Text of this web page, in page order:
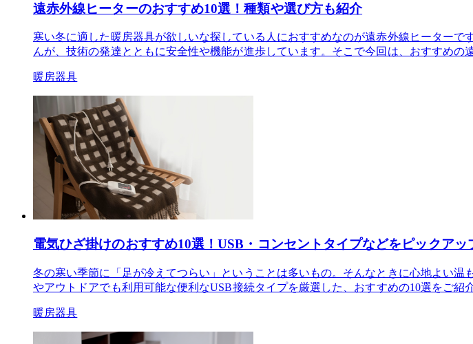
遠赤外線ヒーターのおすすめ10選！種類や選び方も紹介
寒い冬に適した暖房器具が欲しいな探している人におすすめなのが遠赤外線ヒーター
んが、技術の発達とともに安全性や機能が進歩しています。そこで今回は、おすすめの
暖房器具
電気ひざ掛けのおすすめ10選！USB・コンセントタイプなどをピックアッ
冬の寒い季節に「足が冷えてつらい」ということは多いもの。そんなときに心地よい
やアウトドアでも利用可能な便利なUSB接続タイプを厳選した、おすすめの10選をご紹
暖房器具